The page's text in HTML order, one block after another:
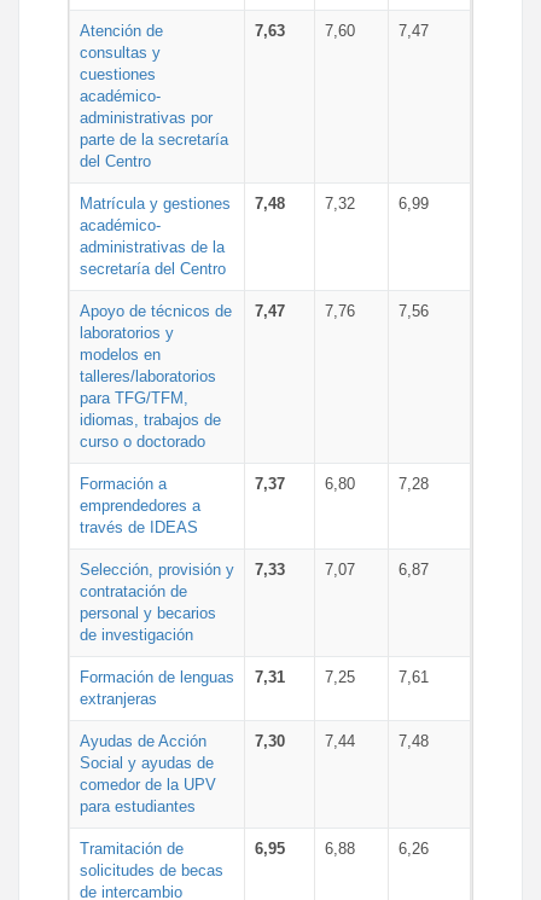
Atención de
consultas y
cuestiones
académico-
administrativas por
parte de la secretaría
del Centro
7,63 7,60 7,47
Matrícula y gestiones
académico-
administrativas de la
secretaría del Centro
7,48 7,32 6,99
Apoyo de técnicos de
laboratorios y
modelos en
talleres/laboratorios
para TFG/TFM,
idiomas, trabajos de
curso o doctorado
7,47 7,76 7,56
Formación a
emprendedores a
través de IDEAS
7,37 6,80 7,28
Selección, provisión y
contratación de
personal y becarios
de investigación
7,33 7,07 6,87
Formación de lenguas
extranjeras
7,31 7,25 7,61
Ayudas de Acción
Social y ayudas de
comedor de la UPV
para estudiantes
7,30 7,44 7,48
Tramitación de
solicitudes de becas
de intercambio
6,95 6,88 6,26